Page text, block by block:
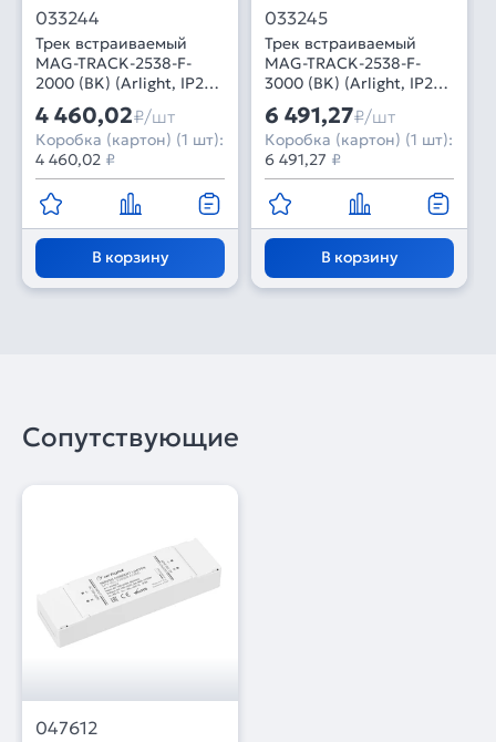
033244
Трек встраиваемый
MAG-TRACK-2538-F-
2000 (BK) (Arlight, IP20
Металл, 5 лет)
4 460,02₽/шт
Коробка (картон) (1 шт):
4 460,02 ₽
В корзину
033245
Трек встраиваемый
MAG-TRACK-2538-F-
3000 (BK) (Arlight, IP20
Металл, 5 лет)
6 491,27₽/шт
Коробка (картон) (1 шт):
6 491,27 ₽
В корзину
Сопутствующие
047612